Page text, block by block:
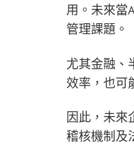
用。未來當
管理課題。
尤其金融、
效率，也可
因此，未來
稽核機制及